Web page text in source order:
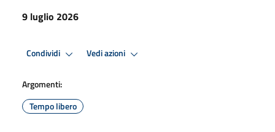
9 luglio 2026
Condividi Vedi azioni
Argomenti:
Tempo libero